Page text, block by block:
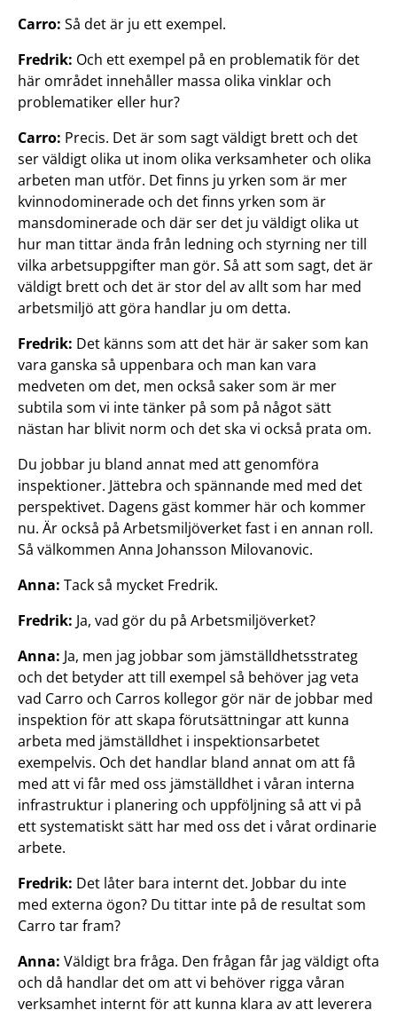
Carro: Så det är ju ett exempel.
Fredrik: Och ett exempel på en problematik för det
här området innehåller massa olika vinklar och
problematiker eller hur?
Carro: Precis. Det är som sagt väldigt brett och det
ser väldigt olika ut inom olika verksamheter och olika
arbeten man utför. Det finns ju yrken som är mer
kvinnodominerade och det finns yrken som är
mansdominerade och där ser det ju väldigt olika ut
hur man tittar ända från ledning och styrning ner till
vilka arbetsuppgifter man gör. Så att som sagt, det är
väldigt brett och det är stor del av allt som har med
arbetsmiljö att göra handlar ju om detta.
Fredrik: Det känns som att det här är saker som kan
vara ganska så uppenbara och man kan vara
medveten om det, men också saker som är mer
subtila som vi inte tänker på som på något sätt
nästan har blivit norm och det ska vi också prata om.
Du jobbar ju bland annat med att genomföra
inspektioner. Jättebra och spännande med med det
perspektivet. Dagens gäst kommer här och kommer
nu. Är också på Arbetsmiljöverket fast i en annan roll.
Så välkommen Anna Johansson Milovanovic.
Anna: Tack så mycket Fredrik.
Fredrik: Ja, vad gör du på Arbetsmiljöverket?
Anna: Ja, men jag jobbar som jämställdhetsstrateg
och det betyder att till exempel så behöver jag veta
vad Carro och Carros kollegor gör när de jobbar med
inspektion för att skapa förutsättningar att kunna
arbeta med jämställdhet i inspektionsarbetet
exempelvis. Och det handlar bland annat om att få
med att vi får med oss jämställdhet i våran interna
infrastruktur i planering och uppföljning så att vi på
ett systematiskt sätt har med oss det i vårat ordinarie
arbete.
Fredrik: Det låter bara internt det. Jobbar du inte
med externa ögon? Du tittar inte på de resultat som
Carro tar fram?
Anna: Väldigt bra fråga. Den frågan får jag väldigt ofta
och då handlar det om att vi behöver rigga våran
verksamhet internt för att kunna klara av att leverera